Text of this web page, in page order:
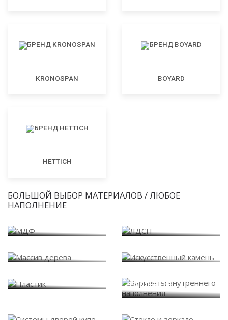
KRONOSPAN BOYARD
HETTICH
БОЛЬШОЙ ВЫБОР МАТЕРИАЛОВ / ЛЮБОЕ
НАПОЛНЕНИЕ
наполнения